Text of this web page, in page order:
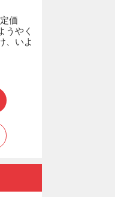
価
やく
、いよ